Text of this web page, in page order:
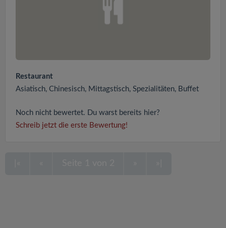
Restaurant
Asiatisch, Chinesisch, Mittagstisch, Spezialitäten, Buffet
Noch nicht bewertet. Du warst bereits hier?
Schreib jetzt die erste Bewertung!